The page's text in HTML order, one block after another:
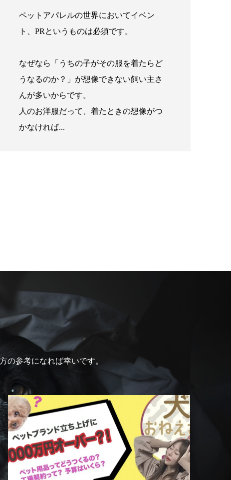
ペットアパレルの世界においてイベン
ト、PRというものは必須です。
なぜなら「うちの子がその服を着たらど
うなるのか？」が想像できない飼い主さ
んが多いからです。
人のお洋服だって、着たときの想像がつ
かなければ...
の参考になれば幸いです。